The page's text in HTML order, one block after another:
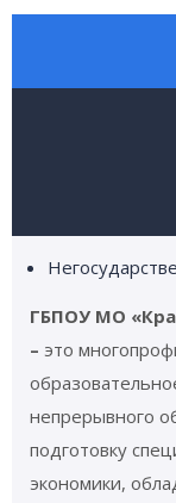
ГБПОУ МО
– это
непрерывного
подготовку
экономики,